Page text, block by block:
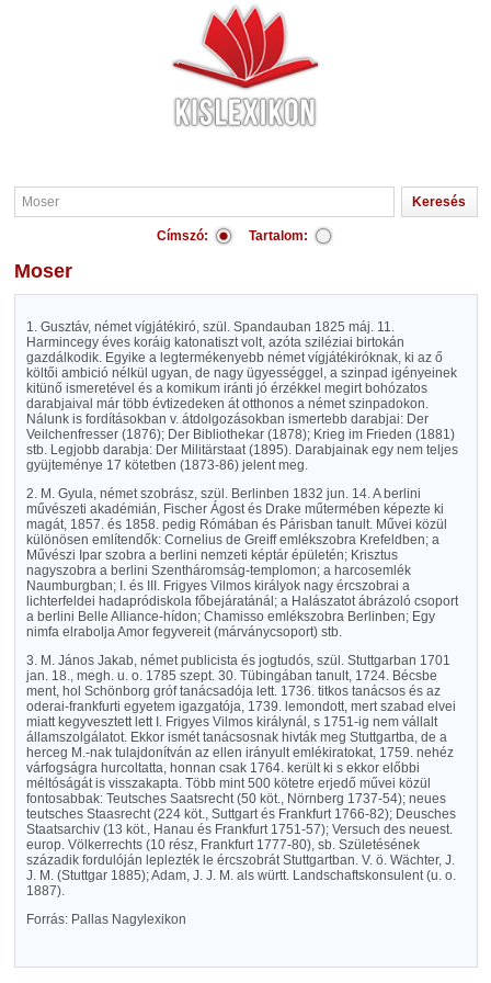
Címszó: Tartalom:
Moser
1. Gusztáv, német vígjátékiró, szül. Spandauban 1825 máj. 11.
Harmincegy éves koráig katonatiszt volt, azóta sziléziai birtokán
gazdálkodik. Egyike a legtermékenyebb német vígjátékiróknak, ki az ő
költői ambició nélkül ugyan, de nagy ügyességgel, a szinpad igényeinek
kitünő ismeretével és a komikum iránti jó érzékkel megirt bohózatos
darabjaival már több évtizedeken át otthonos a német szinpadokon.
Nálunk is fordításokban v. átdolgozásokban ismertebb darabjai: Der
Veilchenfresser (1876); Der Bibliothekar (1878); Krieg im Frieden (1881)
stb. Legjobb darabja: Der Militärstaat (1895). Darabjainak egy nem teljes
gyüjteménye 17 kötetben (1873-86) jelent meg.
2. M. Gyula, német szobrász, szül. Berlinben 1832 jun. 14. A berlini
művészeti akadémián, Fischer Ágost és Drake műtermében képezte ki
magát, 1857. és 1858. pedig Rómában és Párisban tanult. Művei közül
különösen említendők: Cornelius de Greiff emlékszobra Krefeldben; a
Művészi Ipar szobra a berlini nemzeti képtár épületén; Krisztus
nagyszobra a berlini Szentháromság-templomon; a harcosemlék
Naumburgban; I. és III. Frigyes Vilmos királyok nagy ércszobrai a
lichterfeldei hadapródiskola főbejáratánál; a Halászatot ábrázoló csoport
a berlini Belle Alliance-hídon; Chamisso emlékszobra Berlinben; Egy
nimfa elrabolja Amor fegyvereit (márványcsoport) stb.
3. M. János Jakab, német publicista és jogtudós, szül. Stuttgarban 1701
jan. 18., megh. u. o. 1785 szept. 30. Tübingában tanult, 1724. Bécsbe
ment, hol Schönborg gróf tanácsadója lett. 1736. titkos tanácsos és az
oderai-frankfurti egyetem igazgatója, 1739. lemondott, mert szabad elvei
miatt kegyvesztett lett I. Frigyes Vilmos királynál, s 1751-ig nem vállalt
államszolgálatot. Ekkor ismét tanácsosnak hivták meg Stuttgartba, de a
herceg M.-nak tulajdonítván az ellen irányult emlékiratokat, 1759. nehéz
várfogságra hurcoltatta, honnan csak 1764. került ki s ekkor előbbi
méltóságát is visszakapta. Több mint 500 kötetre erjedő művei közül
fontosabbak: Teutsches Saatsrecht (50 köt., Nörnberg 1737-54); neues
teutsches Staasrecht (224 köt., Suttgart és Frankfurt 1766-82); Deusches
Staatsarchiv (13 köt., Hanau és Frankfurt 1751-57); Versuch des neuest.
europ. Völkerrechts (10 rész, Frankfurt 1777-80), sb. Születésének
századik fordulóján leplezték le ércszobrát Stuttgartban. V. ö. Wächter, J.
J. M. (Stuttgar 1885); Adam, J. J. M. als württ. Landschaftskonsulent (u. o.
1887).
Forrás: Pallas Nagylexikon